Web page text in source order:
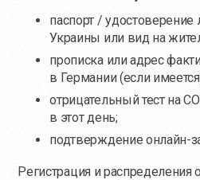
паспорт / удостоверение
Украины или вид на
прописка или адрес
в Германии (если
отрицательный тест на
в этот день;
подтверждение онлайн-
Регистрация и распределения